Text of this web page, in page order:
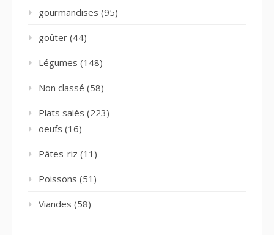
gourmandises (95)
goûter (44)
Légumes (148)
Non classé (58)
Plats salés (223)
oeufs (16)
Pâtes-riz (11)
Poissons (51)
Viandes (58)